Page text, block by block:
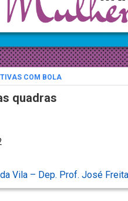
COM BOLA
quadras
Vila – Dep. Prof. José